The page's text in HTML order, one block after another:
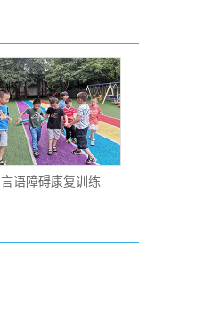
言语障碍康复训练